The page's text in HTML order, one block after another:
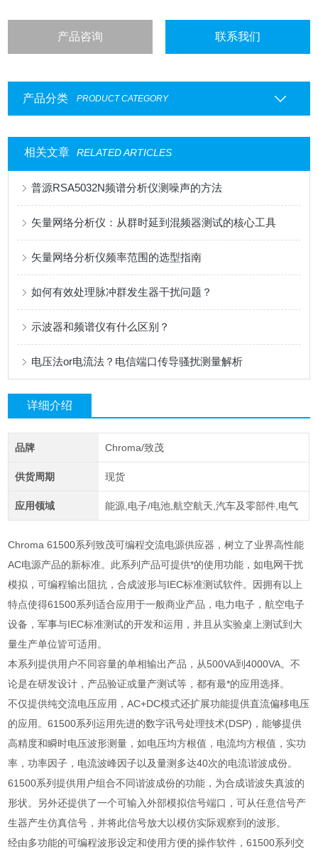
产品咨询 联系我们
产品分类 PRODUCT CATEGORY
相关文章 RELATED ARTICLES
普源RSA5032N频谱分析仪测噪声的方法
矢量网络分析仪：从群时延到混频器测试的核心工具
矢量网络分析仪频率范围的选型指南
如何有效处理脉冲群发生器干扰问题？
示波器和频谱仪有什么区别？
电压法or电流法？电信端口传导骚扰测量解析
详细介绍
品牌 Chroma/致茂
供货周期 现货
应用领域 能源,电子/电池,航空航天,汽车及零部件,电气
Chroma 61500系列致茂可编程交流电源供应器，树立了业界高性能
AC电源产品的新标准。此系列产品可提供*的使用功能，如电网干扰
模拟，可编程输出阻抗，合成波形与IEC标准测试软件。因拥有以上
特点使得61500系列适合应用于一般商业产品，电力电子，航空电子
设备，军事与IEC标准测试的开发和运用，并且从实验桌上测试到大
量生产单位皆可适用。
本系列提供用户不同容量的单相输出产品，从500VA到4000VA。不
论是在研发设计，产品验证或量产测试等，都有最*的应用选择。
不仅提供纯交流电压应用，AC+DC模式还扩展功能提供直流偏移电压
的应用。61500系列运用先进的数字讯号处理技术(DSP) ，能够提供
高精度和瞬时电压波形测量，如电压均方根值，电流均方根值，实功
率，功率因子，电流波峰因子以及量测多达40次的电流谐波成份。
61500系列提供用户组合不同谐波成份的功能，为合成谐波失真波的
形状。另外还提供了一个可输入外部模拟信号端口，可从任意信号产
生器产生仿真信号，并将此信号放大以模仿实际观察到的波形。
经由多功能的可编程波形设定和使用方便的操作软件，61500系列交